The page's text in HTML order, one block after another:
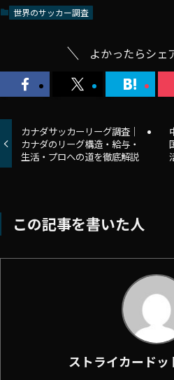
世界のサッカー調査
よかったらシェ
カナダサッカーリーグ調査｜
カナダのリーグ構造・給与・
生活・プロへの道を徹底解説
この記事を書いた人
ストライカード